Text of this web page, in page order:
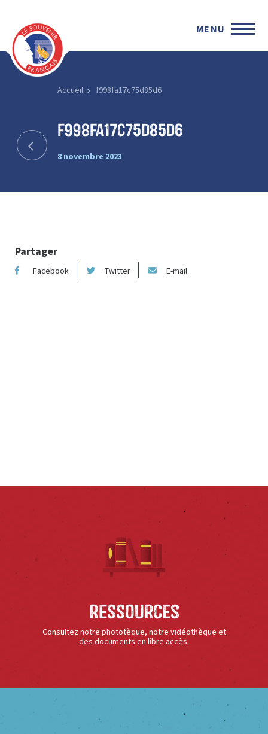
MENU
Accueil f998fa17c75d85d6
f998fa17c75d85d6
8 novembre 2023
Partager
Facebook Twitter E-mail
Ressources
Consultez notre phototèque, notre vidéothèque et
des documents en libre accès.